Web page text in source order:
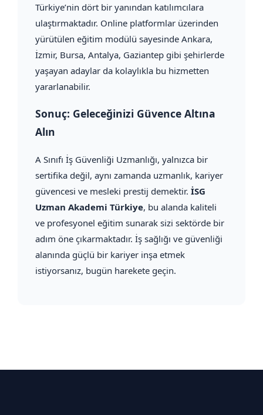
Türkiye’nin dört bir yanından katılımcılara
ulaştırmaktadır. Online platformlar üzerinden
yürütülen eğitim modülü sayesinde Ankara,
İzmir, Bursa, Antalya, Gaziantep gibi şehirlerde
yaşayan adaylar da kolaylıkla bu hizmetten
yararlanabilir.
Sonuç: Geleceğinizi Güvence Altına
Alın
A Sınıfı İş Güvenliği Uzmanlığı, yalnızca bir
sertifika değil, aynı zamanda uzmanlık, kariyer
güvencesi ve mesleki prestij demektir. İSG
Uzman Akademi Türkiye, bu alanda kaliteli
ve profesyonel eğitim sunarak sizi sektörde bir
adım öne çıkarmaktadır. İş sağlığı ve güvenliği
alanında güçlü bir kariyer inşa etmek
istiyorsanız, bugün harekete geçin.